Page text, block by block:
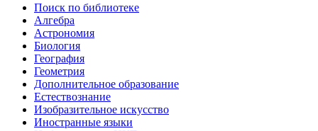
Поиск по библиотеке
Алгебра
Астрономия
Биология
География
Геометрия
Дополнительное образование
Естествознание
Изобразительное искусство
Иностранные языки